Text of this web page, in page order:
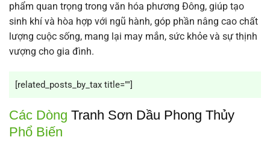
phẩm quan trọng trong văn hóa phương Đông, giúp tạo
sinh khí và hòa hợp với ngũ hành, góp phần nâng cao chất
lượng cuộc sống, mang lại may mắn, sức khỏe và sự thịnh
vượng cho gia đình.
[related_posts_by_tax title=""]
Các Dòng Tranh Sơn Dầu Phong Thủy
Phổ Biến